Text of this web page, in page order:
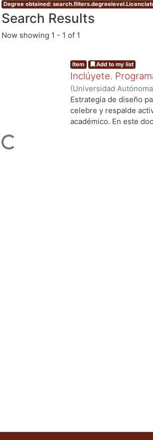
Degree obtained:
Search Results
Now showing 1 - 1 of 1
Item Add to my list
Inclúyete.
(Universidad
de Servicios de
Estrategia de diseño
celebre y respalde
académico. En este